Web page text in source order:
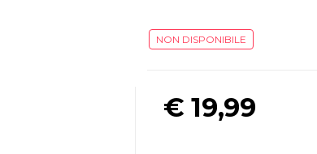
NON DISPONIBILE
€19,99